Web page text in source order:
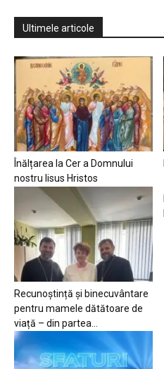
Ultimele articole
Înălțarea la Cer a Domnului
nostru Iisus Hristos
Recunoștință și binecuvântare
pentru mamele dătătoare de
viață – din partea...